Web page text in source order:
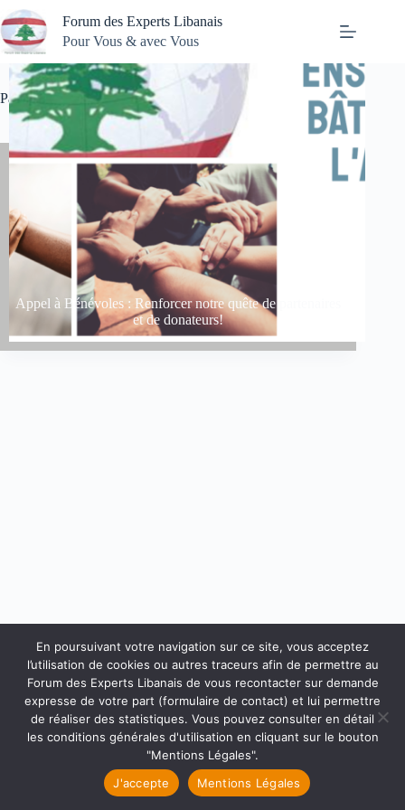
Passer
au
contenu
Forum des Experts Libanais
Pour Vous & avec Vous
Partager votre compétence
Appel à Bénévoles : Renforcer notre quête de partenaires
et de donateurs!
Accueil Qui sommes-nous ?
Faire un don
Accès Membres
Rejoignez-nous
Mentions Légales
Contact
Copyright © 2026 Forum des Experts Libanais.
En poursuivant votre navigation sur ce site, vous acceptez
l’utilisation de cookies ou autres traceurs afin de permettre au
Forum des Experts Libanais de vous recontacter sur demande
expresse de votre part (formulaire de contact) et lui permettre
de réaliser des statistiques. Vous pouvez consulter en détail
les conditions générales d'utilisation en cliquant sur le bouton
"Mentions Légales".
J'accepte
Mentions Légales